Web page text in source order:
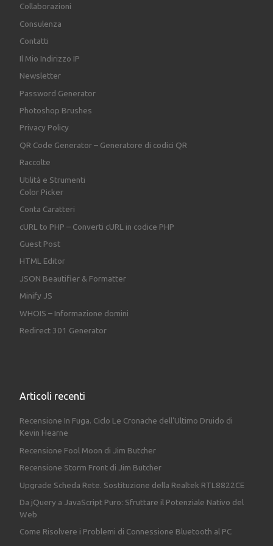
Collaborazioni
Consulenza
Contatti
Il Mio Indirizzo IP
Newsletter
Password Generator
Photoshop Brushes
Privacy Policy
QR Code Generator – Generatore di codici QR
Raccolte
Utilità e Strumenti
Color Picker
Conta Caratteri
cURL to PHP – Converti cURL in codice PHP
Guest Post
HTML Editor
JSON Beautifier & Formatter
Minify JS
WHOIS – Informazione domini
Redirect 301 Generator
Articoli recenti
Recensione In Fuga. Ciclo Le Cronache dell’Ultimo Druido di
Kevin Hearne
Recensione Fool Moon di Jim Butcher
Recensione Storm Front di Jim Butcher
Upgrade Scheda Rete. Sostituzione della Realtek RTL8822CE
Da jQuery a JavaScript Puro: Sfruttare il Potenziale Nativo del
Web
Come Risolvere i Problemi di Connessione Bluetooth al PC